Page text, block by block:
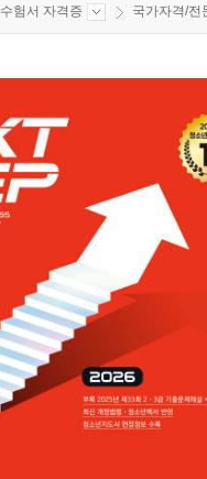
수험서 자격증 국가자격/전